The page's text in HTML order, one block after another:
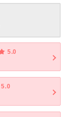
5.0
5.0